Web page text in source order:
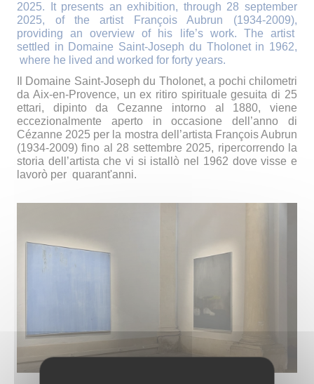
2025. It presents an exhibition, through 28 september
2025, of the artist François Aubrun (1934-2009),
providing an overview of his life’s work. The artist
settled in Domaine Saint-Joseph du Tholonet in 1962,
where he lived and worked for forty years.
Il Domaine Saint-Joseph du Tholonet, a pochi chilometri
da Aix-en-Provence, un ex ritiro spirituale gesuita di 25
ettari, dipinto da Cezanne intorno al 1880, viene
eccezionalmente aperto in occasione dell’anno di
Cézanne 2025 per la mostra dell’artista François Aubrun
(1934-2009) fino al 28 settembre 2025, ripercorrendo la
storia dell’artista che vi si istallò nel 1962 dove visse e
lavorò per quarant'anni.